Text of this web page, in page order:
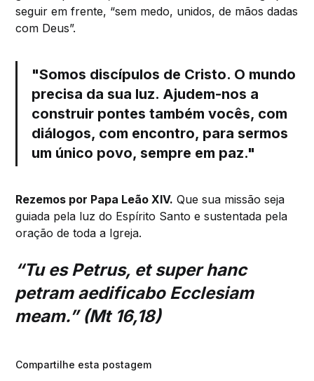
seguir em frente, “sem medo, unidos, de mãos dadas
com Deus”.
"Somos discípulos de Cristo. O mundo
precisa da sua luz. Ajudem-nos a
construir pontes também vocês, com
diálogos, com encontro, para sermos
um único povo, sempre em paz."
Rezemos por Papa Leão XIV. Que sua missão seja
guiada pela luz do Espírito Santo e sustentada pela
oração de toda a Igreja.
“Tu es Petrus, et super hanc
petram aedificabo Ecclesiam
meam.” (Mt 16,18)
Compartilhe esta postagem